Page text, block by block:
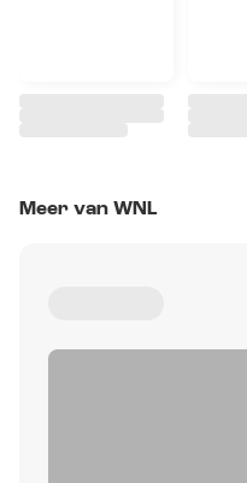
Meer van WNL